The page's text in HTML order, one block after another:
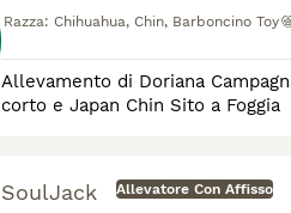
Razza: Chihuahua, Chin, Barboncino Toy
Allevamento di Doriana Campagna, titolare dell’affisso di Jar Of Hearts riconosciuto Enci/FCI Chihuahua pelo
corto e Japan Chin Sito a Foggia
SoulJack Allevatore Con Affisso